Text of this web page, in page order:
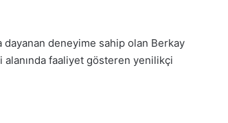
deneyime sahip olan Berkay
alanında faaliyet gösteren yenilikçi